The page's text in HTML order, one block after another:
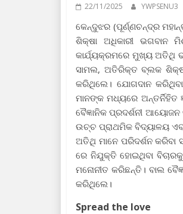
22/11/2025 YWPSENU3
କେନ୍ଦୁଝର (ପୂର୍ଣ୍ଣଚନ୍ଦ୍ର
ଶିକ୍ଷା ଅଧିକାରୀ ଭଗବାନ
କାର୍ଯ୍ୟକ୍ରମରେ ମୁଖ୍ୟ ଅତିଥି
ସାମଲ, ଅତିରିକ୍ତ ବ୍ଲକ
କରିଥିଲେ। ଯୋଗଦାନ
ମାନଙ୍କ ମଧ୍ୟରେ ଅନ୍ତର୍ନିହିତ
ବୈଜ୍ଞାନିକ ପ୍ରଦର୍ଶନୀ
ଉଚ୍ଚ ପ୍ରାଥମିକ ବିଦ୍ୟାଳୟ
ଅତିଥି ମାନେ ପରିଦର୍ଶନ କରିବା
ରେ ନିଯୁକ୍ତି ହୋଇଥିବା
ମନୋନୀତ କରିଛନ୍ତି। ବାଲ
କରିଥିଲେ।
Spread the love